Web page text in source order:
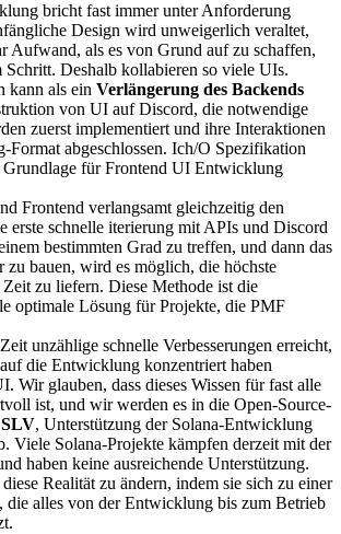
bricht fast immer unter Anforderung
Design wird unweigerlich veraltet,
Aufwand, als es von Grund auf zu schaffen,
Deshalb kollabieren so viele UIs.
kann als ein Verlängerung des Backends
von UI auf Discord, die notwendige
zuerst implementiert und ihre Interaktionen
Format abgeschlossen. Ich/O Spezifikation
Grundlage für Frontend UI Entwicklung
Frontend verlangsamt gleichzeitig den
erste schnelle iterierung mit APIs und Discord
bestimmten Grad zu treffen, und dann das
zu bauen, wird es möglich, die höchste
zu liefern. Diese Methode ist die
optimale Lösung für Projekte, die PMF
unzählige schnelle Verbesserungen erreicht,
die Entwicklung konzentriert haben
Wir glauben, dass dieses Wissen für fast alle
ist, und wir werden es in die Open-Source-
SLV, Unterstützung der Solana-Entwicklung
Viele Solana-Projekte kämpfen derzeit mit der
haben keine ausreichende Unterstützung.
Realität zu ändern, indem sie sich zu einer
die alles von der Entwicklung bis zum Betrieb